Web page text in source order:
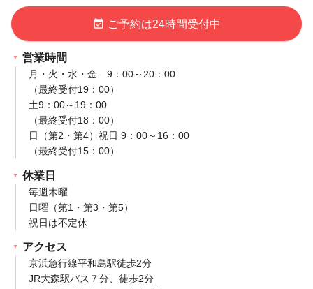
event_available ご予約は24時間受付中
営業時間
月・火・水・金 9：00～20：00
（最終受付19：00）
土9：00～19：00
（最終受付18：00）
日（第2・第4）祝日 9：00～16：00
（最終受付15：00）
休業日
毎週木曜
日曜（第1・第3・第5）
祝日は不定休
アクセス
京浜急行線平和島駅徒歩2分
JR大森駅バス７分、徒歩2分